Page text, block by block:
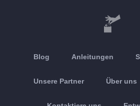
Blog Anleitungen
Unsere Partner Über uns